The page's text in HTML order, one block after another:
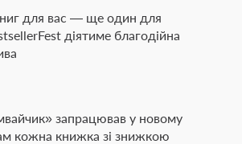
для вас — ще один для
діятиме благодійна
запрацював у новому
кожна книжка зі знижкою